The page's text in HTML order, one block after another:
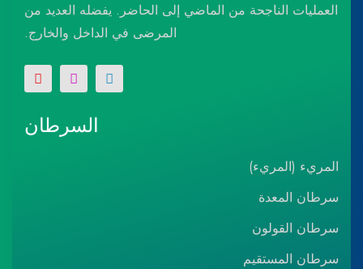
العمليات الناجحة من الماضي إلى الحاضر. يفضله العديد من
المرضى في الداخل والخارج.
السرطان
المريء (المريء)
سرطان المعدة
سرطان القولون
سرطان المستقيم